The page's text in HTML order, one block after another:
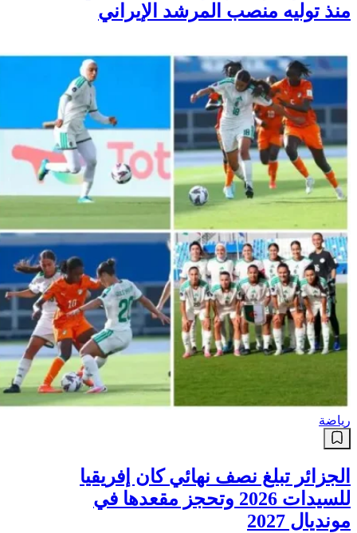
منذ توليه منصب المرشد الإيراني
رياضة
الجزائر تبلغ نصف نهائي كان إفريقيا
للسيدات 2026 وتحجز مقعدها في
مونديال 2027